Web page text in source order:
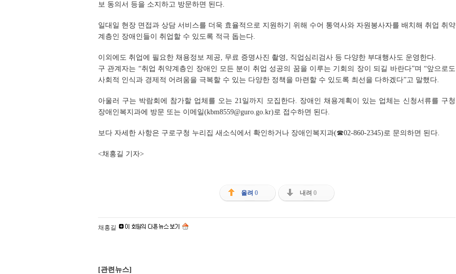
보 동의서 등을 소지하고 방문하면 된다.
일대일 현장 면접과 상담 서비스를 더욱 효율적으로 지원하기 위해 수어 통역사와 자원봉사자를 배치해 취업 취약
계층인 장애인들이 취업할 수 있도록 적극 돕는다.
이외에도 취업에 필요한 채용정보 제공, 무료 증명사진 촬영, 직업심리검사 등 다양한 부대행사도 운영한다.
구 관계자는 “취업 취약계층인 장애인 모든 분이 취업 성공의 꿈을 이루는 기회의 장이 되길 바란다”며 “앞으로도
사회적 인식과 경제적 어려움을 극복할 수 있는 다양한 정책을 마련할 수 있도록 최선을 다하겠다”고 말했다.
아울러 구는 박람회에 참가할 업체를 오는 21일까지 모집한다. 장애인 채용계획이 있는 업체는 신청서류를 구청
장애인복지과에 방문 또는 이메일(kbm8559@guro.go.kr)로 접수하면 된다.
보다 자세한 사항은 구로구청 누리집 새소식에서 확인하거나 장애인복지과(☎02-860-2345)로 문의하면 된다.
<채홍길 기자>
올려 0 내려 0
채홍길
[관련뉴스]